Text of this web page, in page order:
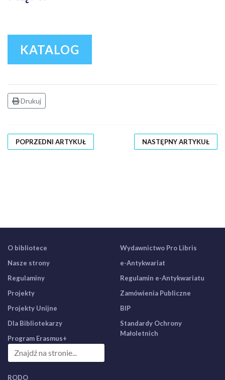
KATALOG
Drukuj
POPRZEDNI ARTYKUŁ NASTĘPNY ARTYKUŁ
O bibliotece
Nasze strony
Regulaminy
Projekty
Projekty Unijne
Dla Bibliotekarzy
Program Erasmus+
Wydawnictwo Pro Libris
e-Antykwariat
Regulamin e-Antykwariatu
Zamówienia Publiczne
BIP
Standardy Ochrony
Małoletnich
RODO